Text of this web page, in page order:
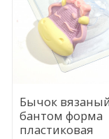
Бычок
бантом форма
пластиковая